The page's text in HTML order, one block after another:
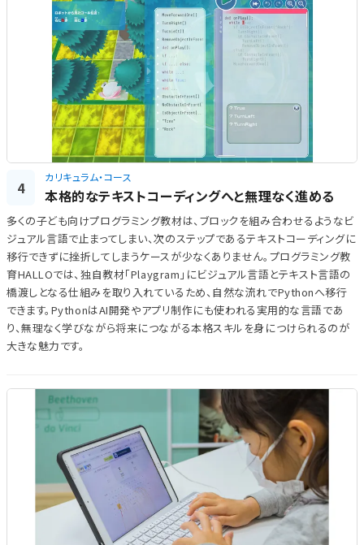
4
カリキュラム・コース
本格的なテキストコーディングへと無理なく進める
多くの子ども向けプログラミング教材は、ブロックを組み合わせるようなビ
ジュアル言語で止まってしまい、次のステップであるテキストコーディングに
移行できずに挫折してしまうケースが少なくありません。プログラミング教
育HALLOでは、独自教材「Playgram」にビジュアル言語とテキスト言語の
橋渡しとなる仕組みを取り入れているため、自然な流れでPythonへ移行
できます。PythonはAI開発やアプリ制作にも使われる実用的な言語であ
り、無理なく学びながら将来につながる本格スキルを身につけられるのが
大きな魅力です。